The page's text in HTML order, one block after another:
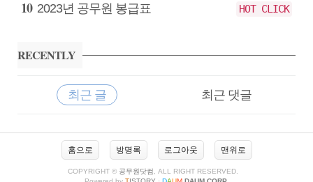
2023년 공무원 봉급표 HOT CLICK
RECENTLY
최근 글 최근 댓글
최
홈으로 방명록 로그아웃 맨위로
COPYRIGHT © 공무원닷컴 , ALL RIGHT RESERVED.